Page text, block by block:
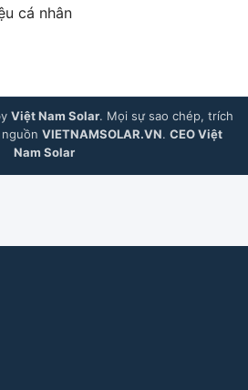
cá nhân
Việt Nam Solar. Mọi sự sao chép, trích
VIETNAMSOLAR.VN. CEO Việt
Nam Solar